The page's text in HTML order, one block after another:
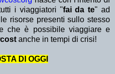
i viaggiatori "fai da te" ad
risorse presenti sullo stesso
che è possibile viaggiare e
anche in tempi di crisi!
DI OGGI